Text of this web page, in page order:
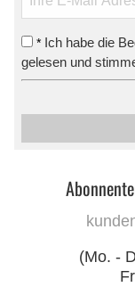
* Ich habe die
gelesen und
(Mo. -